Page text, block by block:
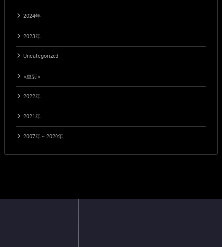
2024年
2023年
Uncategorized
※重要※
2022年
2021年
2007年～2020年